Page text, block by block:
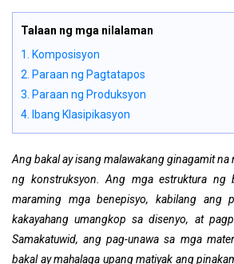
Talaan ng mga nilalaman
1. Komposisyon
2. Paraan ng Pagtatapos
3. Paraan ng Produksyon
4. Ibang Klasipikasyon
Ang bakal ay isang malawakang ginagamit na
ng konstruksyon. Ang mga estruktura ng
maraming mga benepisyo, kabilang ang
kakayahang umangkop sa disenyo, at
Samakatuwid, ang pag-unawa sa mga
bakal ay mahalaga upang matiyak ang